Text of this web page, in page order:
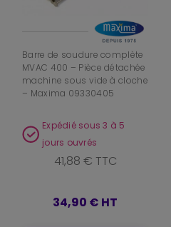
Barre de soudure complète
MVAC 400 – Pièce détachée
machine sous vide à cloche
– Maxima 09330405
Expédié sous 3 à 5
jours ouvrés
41,88 € TTC
34,90 € HT